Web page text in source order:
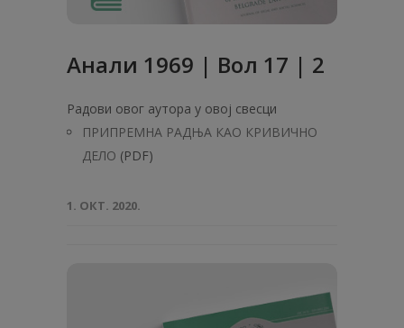
Анaли 1969 | Вол 17 | 2
Радови овог аутора у овој свесци
ПРИПРЕМНА РАДЊА КАО КРИВИЧНО
ДЕЛО (PDF)
1. ОКТ. 2020.